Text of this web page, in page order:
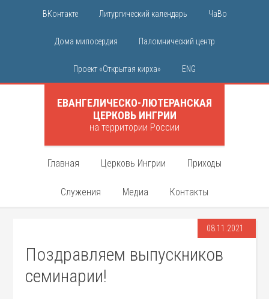
ВКонтакте Литургический календарь ЧаВо
Дома милосердия Паломнический центр
Проект «Открытая кирха» ENG
ЕВАНГЕЛИЧЕСКО-ЛЮТЕРАНСКАЯ
ЦЕРКОВЬ ИНГРИИ
на территории России
Главная Церковь Ингрии Приходы
Служения Медиа Контакты
08.11.2021
Поздравляем выпускников
семинарии!